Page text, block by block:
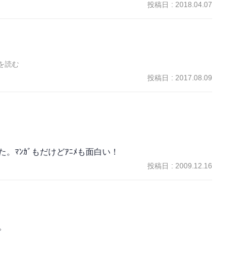
投稿日 : 2018.04.07
てしまいました…
ラブ度が高いのも最高です
な終わりかたもらしいですね。犬夜叉も最後まで読
読む
投稿日 : 2017.08.09
ﾏﾝｶﾞもだけどｱﾆﾒも面白い！
投稿日 : 2009.12.16